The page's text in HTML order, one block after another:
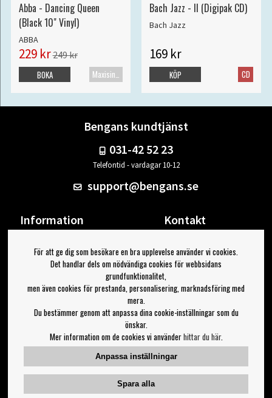
Abba - Dancing Queen
(Black 10" Vinyl)
ABBA
229 kr249 kr
Maxisingel
BOKA
Bach Jazz - II (Digipak CD)
Bach Jazz
169 kr
CD
KÖP
Bengans kundtjänst
031-42 52 23
Telefontid - vardagar 10-12
support@bengans.se
Information
Om Bengans
FAQ / Köp- & Leveransvillkor
Kontakt
Din sida
Logga ut
Jag vill ha tips från Bengans
Inställningar för nyhetsbrev
För att ge dig som besökare en bra upplevelse använder vi cookies.
Det handlar dels om nödvändiga cookies för webbsidans
grundfunktionalitet,
men även cookies för prestanda, personalisering, marknadsföring med
mera.
Du bestämmer genom att anpassa dina cookie-inställningar som du
önskar.
Mer information om de cookies vi använderhittar du här.
Anpassa inställningar
Spara alla